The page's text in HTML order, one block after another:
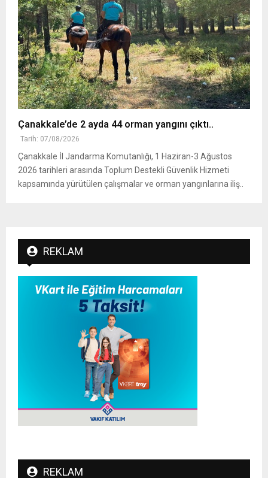
Çanakkale’de 2 ayda 44 orman yangını çıktı..
Tarih: 07/08/2026
Çanakkale İl Jandarma Komutanlığı, 1 Haziran-3 Ağustos
2026 tarihleri arasında Toplum Destekli Güvenlik Hizmeti
kapsamında yürütülen çalışmalar ve orman yangınlarına iliş..
REKLAM
REKLAM